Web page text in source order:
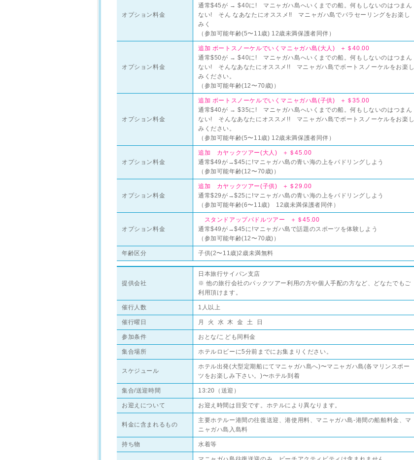
オプション料金
通常$45が → $40に! マニャガハ島へいくまでの船。何もしないのはつまん
ない! そん なあなたにオススメ!! マニャガハ島でパラセーリングをお楽し
みく
（参加可能年齢(5〜11歳) 12歳未満保護者同伴）
オプション料金
追加 ボートスノーケルでいくマニャガハ島(大人) ＋＄40.00
通常$50が → $40に! マニャガハ島へいくまでの船。何もしないのはつまん
ない! そんなあなたにオススメ!! マニャガハ島でボートスノーケルをお楽し
みください。
（参加可能年齢(12〜70歳)）
オプション料金
追加 ボートスノーケルでいくマニャガハ島(子供) ＋＄35.00
通常$40が → $35に! マニャガハ島へいくまでの船。何もしないのはつまん
ない! そんなあなたにオススメ!! マニャガハ島でボートスノーケルをお楽し
みください。
（参加可能年齢(5〜11歳) 12歳未満保護者同伴）
オプション料金
追加 カヤックツアー(大人) ＋＄45.00
通常$49が→$45に!マニャガハ島の青い海の上をパドリングしよう
（参加可能年齢(12〜70歳)）
オプション料金
追加 カヤックツアー(子供) ＋＄29.00
通常$29が→$25に!マニャガハ島の青い海の上をパドリングしよう
（参加可能年齢(6〜11歳) 12歳未満保護者同伴）
オプション料金
スタンドアップパドルツアー ＋＄45.00
通常$49が→$45に!マニャガハ島で話題のスポーツを体験しよう
（参加可能年齢(12〜70歳)）
年齢区分 子供(2〜11歳)2歳未満無料
提供会社
日本旅行サイパン支店
※ 他の旅行会社のパックツアー利用の方や個人手配の方など、どなたでもご
利用頂けます。
催行人数 1人以上
催行曜日 月 火 水 木 金 土 日
参加条件 おとな/こども同料金
集合場所 ホテルロビーに5分前までにお集まりください。
スケジュール
ホテル出発(大型定期船にてマニャガハ島へ)〜マニャガハ島(各マリンスポー
ツをお楽しみ下さい。)〜ホテル到着
集合/送迎時間 13:20（送迎）
お迎えについて お迎え時間は目安です。ホテルにより異なります。
料金に含まれるもの
主要ホテルー港間の往復送迎、港使用料、マニャガハ島-港間の船舶料金、マ
ニャガハ島入島料
持ち物 水着等